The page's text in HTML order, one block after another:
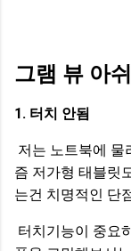
그램 뷰 아
1. 터치 안됨
저는 노트북에 물
즘 저가형 태블릿
는건 치명적인 단
터치기능이 중요